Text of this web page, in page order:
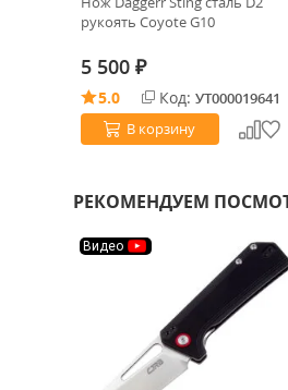
рукоять Coyote G10
5 500 ₽
5.0 Код: УТ000019641
В корзину
РЕКОМЕНДУЕМ
Видео